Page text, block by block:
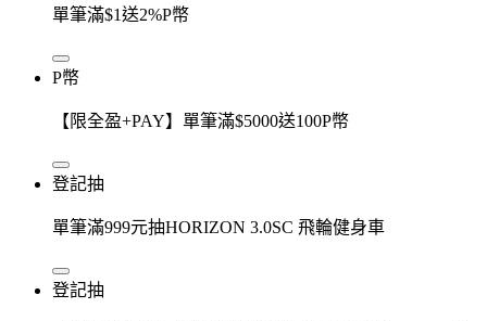
單筆滿$1送2%P幣
P幣
【限全盈+PAY】單筆滿$5000送100P幣
登記抽
單筆滿999元抽HORIZON 3.0SC 飛輪健身車
登記抽